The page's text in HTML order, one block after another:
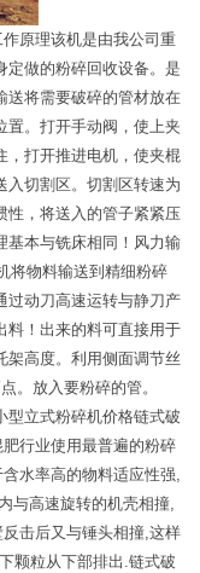
原理该机是由我公司重
定做的粉碎回收设备。是
送将需要破碎的管材放在
置。打开手动阀，使上夹
，打开推进电机，使夹棍
入切割区。切割区转速为
性，将送入的管子紧紧压
基本与铣床相同！风力输
将物料输送到精细粉碎
过动刀高速运转与静刀产
料！出来的料可直接用于
架高度。利用侧面调节丝
。放入要粉碎的管。
型立式粉碎机价格链式破
行业使用最普遍的粉碎
水率高的物料适应性强,
与高速旋转的机壳相撞,
击后又与锤头相撞,这样
颗粒从下部排出.链式破